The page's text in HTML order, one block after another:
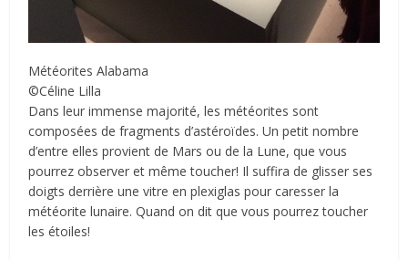
Météorites Alabama
©Céline Lilla
Dans leur immense majorité, les météorites sont
composées de fragments d’astéroïdes. Un petit nombre
d’entre elles provient de Mars ou de la Lune, que vous
pourrez observer et même toucher! Il suffira de glisser ses
doigts derrière une vitre en plexiglas pour caresser la
météorite lunaire. Quand on dit que vous pourrez toucher
les étoiles!